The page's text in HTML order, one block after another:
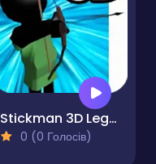
Stickman 3D Legacy of War
0 (0 Голосів)